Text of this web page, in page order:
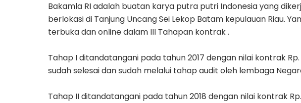
Bakamla RI adalah buatan karya putra putri Indonesia yang
berlokasi di Tanjung Uncang Sei Lekop Batam kepulauan Riau.
terbuka dan online dalam III Tahapan kontrak .
Tahap I ditandatangani pada tahun 2017 dengan nilai kontrak
sudah selesai dan sudah melalui tahap audit oleh lembaga
Tahap II ditandatangani pada tahun 2018 dengan nilai kontrak